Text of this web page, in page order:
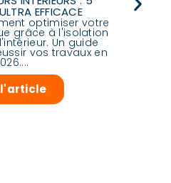
EFFICACE
optimiser votre
grâce à l'isolation
Un guide
vos travaux en
l'article